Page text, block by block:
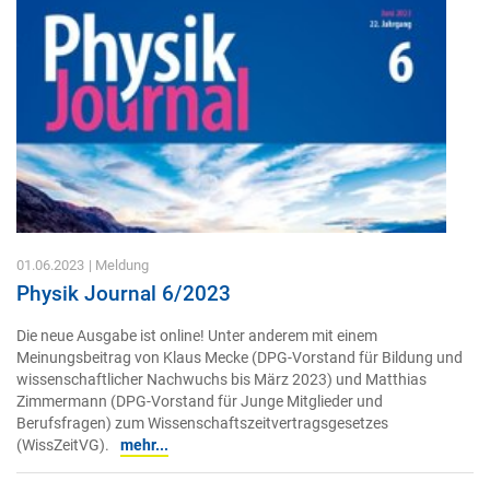
01.06.2023 | Meldung
Physik Journal 6/2023
Die neue Ausgabe ist online! Unter anderem mit einem
Meinungsbeitrag von Klaus Mecke (DPG-Vorstand für Bildung und
wissenschaftlicher Nachwuchs bis März 2023) und Matthias
Zimmermann (DPG-Vorstand für Junge Mitglieder und
Berufsfragen) zum Wissenschaftszeitvertragsgesetzes
(WissZeitVG).
mehr...